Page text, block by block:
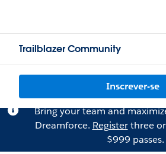
Trailblazer Community
Inscrever-se
Bring your team and
Dreamforce. Registerthree
$999 passes.